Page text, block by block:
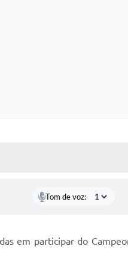
Tom de voz:
em participar do